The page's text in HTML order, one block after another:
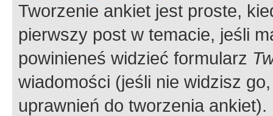
Tworzenie ankiet jest proste,
pierwszy post w temacie, jeśli
powinieneś widzieć formularz
wiadomości (jeśli nie widzisz
uprawnień do tworzenia